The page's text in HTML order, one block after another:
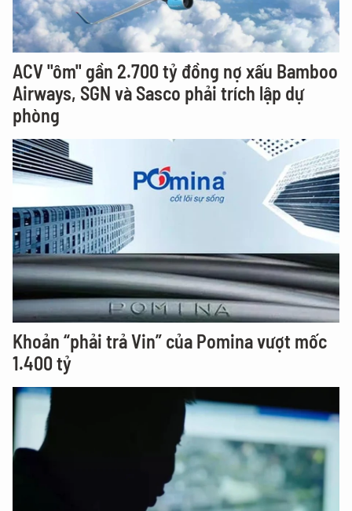
ACV "ôm" gần 2.700 tỷ đồng nợ xấu Bamboo
Airways, SGN và Sasco phải trích lập dự
phòng
Khoản “phải trả Vin” của Pomina vượt mốc
1.400 tỷ